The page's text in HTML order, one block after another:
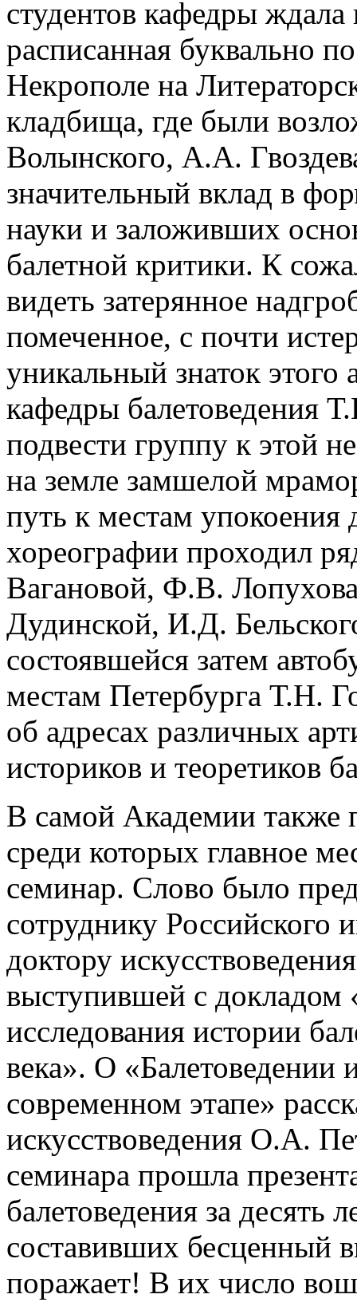
студентов кафедры
расписанная буквально
Некрополе на
кладбища, где были
Волынского, А.А.
значительный вклад в
науки и заложивших
балетной критики. К
видеть затерянное
помеченное, с почти
уникальный знаток этого
кафедры балетоведения
подвести группу к этой
на земле замшелой
путь к местам упокоения
хореографии проходил
Вагановой, Ф.В.
Дудинской, И.Д.
состоявшейся затем
местам Петербурга Т.Н.
об адресах различных
историков и теоретиков
В самой Академии также
среди которых главное
семинар. Слово было
сотруднику Российского
доктору
выступившей с докладом
исследования истории
века». О «Балетоведении
современном этапе»
искусствоведения О.А.
семинара прошла
балетоведения за десять
составивших бесценный
поражает! В их число